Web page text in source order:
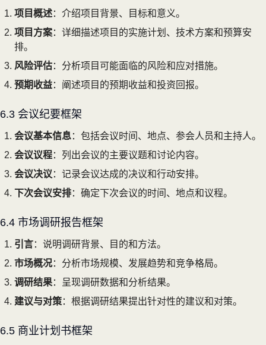
项目概述：介绍项目背景、目标和意义。
项目方案：详细描述项目的实施计划、技术方案和预算安
排。
风险评估：分析项目可能面临的风险和应对措施。
预期收益：阐述项目的预期收益和投资回报。
6.3 会议纪要框架
会议基本信息：包括会议时间、地点、参会人员和主持人。
会议议程：列出会议的主要议题和讨论内容。
会议决议 ：记录会议达成的决议和行动安排。
下次会议安排：确定下次会议的时间、地点和议程。
6.4 市场调研报告框架
引言：说明调研背景、目的和方法。
市场概况：分析市场规模、发展趋势和竞争格局。
调研结果：呈现调研数据和分析结果。
建议与对策：根据调研结果提出针对性的建议和对策。
6.5 商业计划书框架